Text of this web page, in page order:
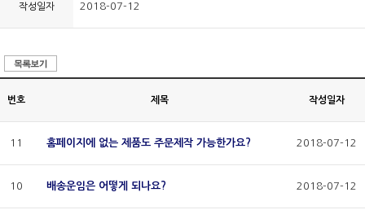
작성일자 2018-07-12
번호 제목 작성일자
11 홈페이지에 없는 제품도 주문제작 가능한가요? 2018-07-12
10 배송운임은 어떻게 되나요? 2018-07-12